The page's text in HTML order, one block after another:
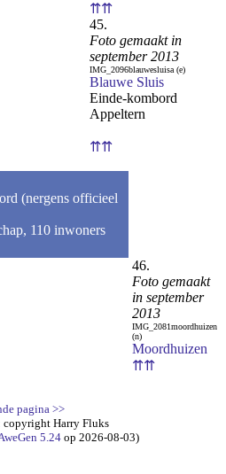
⇈⇈
45.
Foto gemaakt in
september 2013
IMG_2096blauwesluisa (e)
Blauwe Sluis
Einde-kombord
Appeltern
⇈⇈
(nergens officieel
110 inwoners
46.
Foto gemaakt
in september
2013
IMG_2081moordhuizen
(n)
Moordhuizen
⇈⇈
pagina >>
copyright Harry Fluks
5.24 op 2026-08-03)